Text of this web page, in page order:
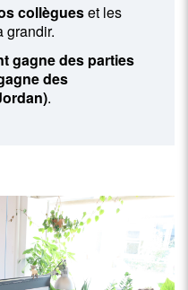
collègueset les
grandir.
gagne des parties
des
.